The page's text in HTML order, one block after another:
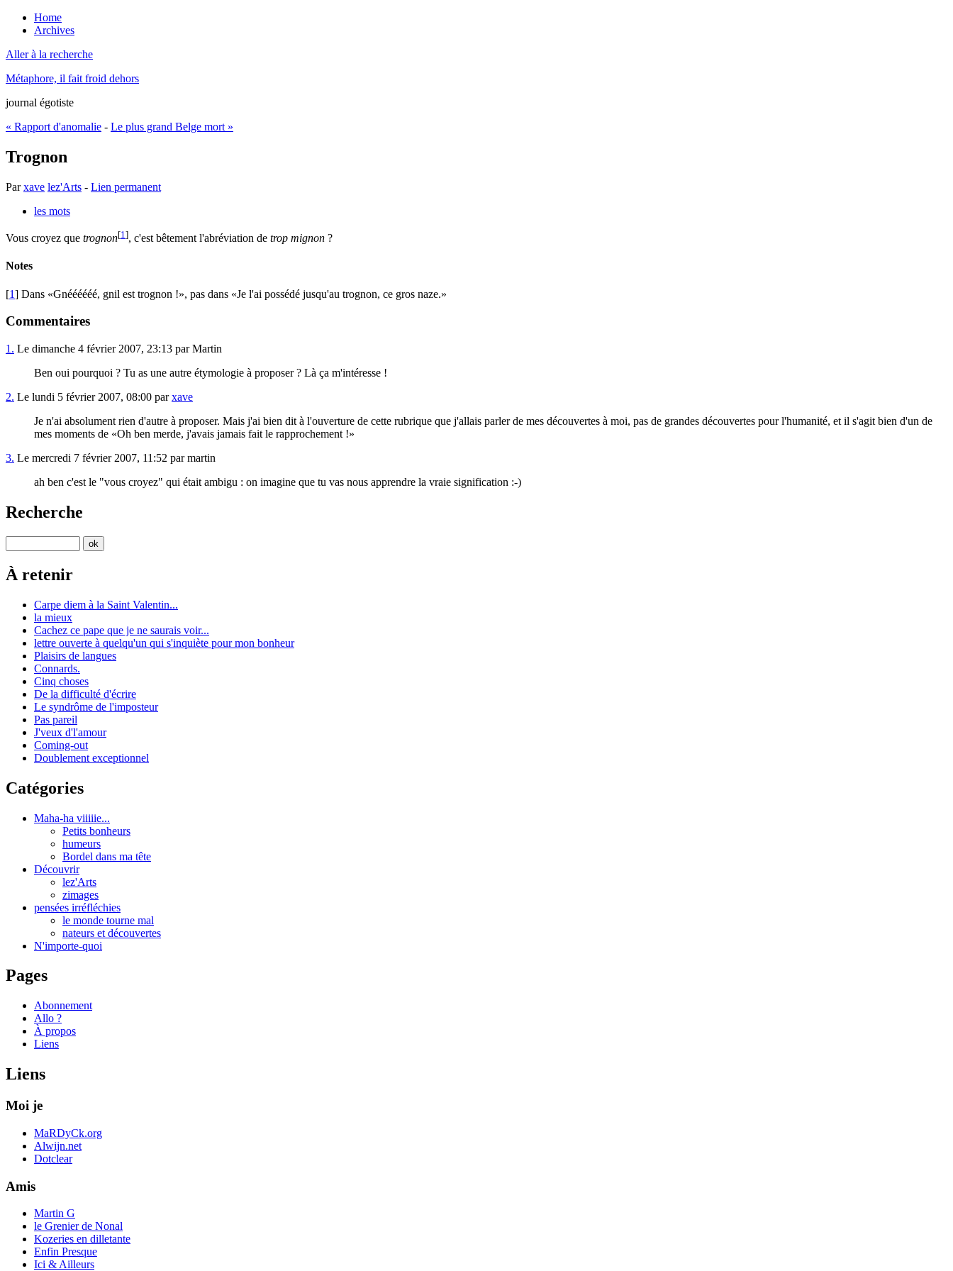
Home
Archives
Aller à la recherche
Métaphore, il fait froid dehors
journal égotiste
« Rapport d'anomalie - Le plus grand Belge mort »
Trognon
Parxave lez'Arts - Lien permanent
les mots
Vous croyez que trognon[1 ], c'est bêtement l'abréviation de trop mignon ?
Notes
[1] Dans Gnéééééé, gnil est trognon ! , pas dans Je l'ai possédé jusqu'au trognon, ce gros naze.
Commentaires
1. Le dimanche 4 février 2007, 23:13 par Martin
Ben oui pourquoi ? Tu as une autre étymologie à proposer ? Là ça m'intéresse !
2. Le lundi 5 février 2007, 08:00 parxave
Je n'ai absolument rien d'autre à proposer. Mais j'ai bien dit à l'ouverture de cette rubrique que j'allais parler de mes découvertes à moi, pas de grandes découvertes pour l'humanité, et il s'agit bien d'un de
mes moments de
Oh ben merde, j'avais jamais fait le rapprochement !
3. Le mercredi 7 février 2007, 11:52 par martin
ah ben c'est le "vous croyez" qui était ambigu : on imagine que tu vas nous apprendre la vraie signification :-)
Recherche
À retenir
Carpe diem à la Saint Valentin...
la mieux
Cachez ce pape que je ne saurais voir...
lettre ouverte à quelqu'un qui s'inquiète pour mon bonheur
Plaisirs de langues
Connards.
Cinq choses
De la difficulté d'écrire
Le syndrôme de l'imposteur
Pas pareil
J'veux d'l'amour
Coming-out
Doublement exceptionnel
Catégories
Maha-ha viiiiie...
Petits bonheurs
humeurs
Bordel dans ma tête
Découvrir
lez'Arts
zimages
pensées irréfléchies
le monde tourne mal
nateurs et découvertes
N'importe-quoi
Pages
Abonnement
Allo ?
À propos
Liens
Liens
Moi je
MaRDyCk.org
Alwijn.net
Dotclear
Amis
Martin G
le Grenier de Nonal
Kozeries en dilletante
Enfin Presque
Ici & Ailleurs